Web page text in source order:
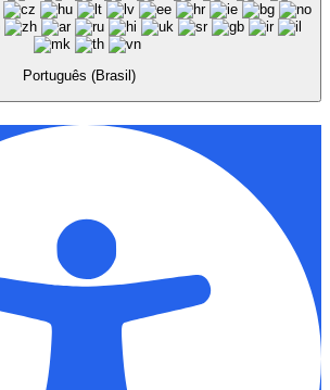
Português (Brasil)